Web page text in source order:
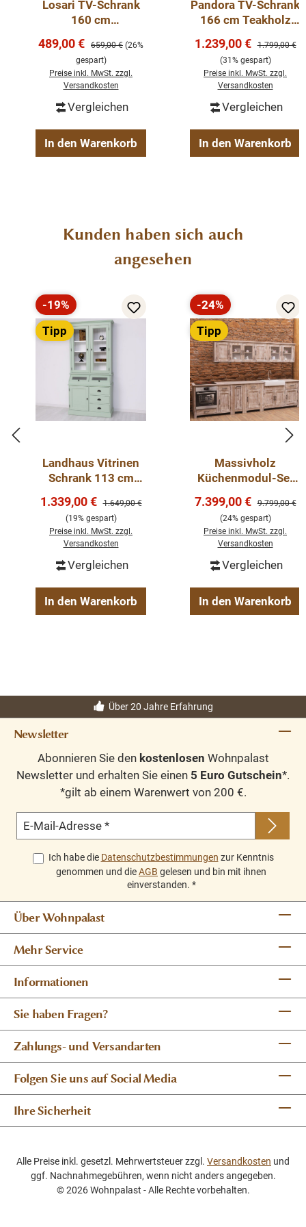
Landhaus-Stil
lackiert
montiert
Eiche
Losari TV-Schrank
160 cm
Teakholz
Verkaufspreis:
489,00 € Regulärer Preis:
659,00 € (26%
gespart)
Preise inkl. MwSt. zzgl.
Versandkosten
Vergleichen
In den Warenkorb
Pandora TV-Schrank
166 cm Teakholz
Lowboard
Verkaufspreis:
1.239,00 € Regulärer
1.799,00 €
(31% gespart)
Preise inkl. MwSt. zzgl.
Versandkosten
Vergleichen
In den Warenkorb
Produktgalerie überspringen
Kunden haben sich auch
angesehen
Rabatt
-19%
Tipp
Landhaus Vitrinen
Schrank 113 cm
Verkaufspreis:
1.339,00 € Regulärer Preis:
1.649,00 €
(19% gespart)
Preise inkl. MwSt. zzgl.
Versandkosten
Vergleichen
In den Warenkorb
Rabatt
-24%
Tipp
Massivholz
Küchenmodul-Set
Arbeitsplatten &
Keramikspüle
Verkaufspreis:
7.399,00 € Regulärer
9.799,00 €
(24% gespart)
Preise inkl. MwSt. zzgl.
Versandkosten
Vergleichen
In den Warenkorb
Über 20 Jahre Erfahrung
Newsletter
Abonnieren Sie den kostenlosen Wohnpalast
Newsletter und erhalten Sie einen 5 Euro Gutschein*.
*gilt ab einem Warenwert von 200 €.
E-Mail-Adresse *
Ich habe die Datenschutzbestimmungen zur Kenntnis
genommen und dieAGB gelesen und bin mit ihnen
einverstanden. *
Über Wohnpalast
Mehr Service
Informationen
Sie haben Fragen?
Zahlungs- und Versandarten
Folgen Sie uns auf Social Media
Ihre Sicherheit
Alle Preise inkl. gesetzl. Mehrwertsteuer zzgl. Versandkosten und
ggf. Nachnahmegebühren, wenn nicht anders angegeben.
© 2026 Wohnpalast - Alle Rechte vorbehalten.